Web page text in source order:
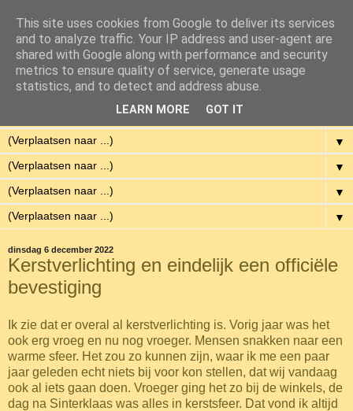
Eenvoudig Gelukkig
Met weinig middelen een hoge kwaliteit van leven hebben.
▼
▼
▼
▼
dinsdag 6 december 2022
Kerstverlichting en eindelijk een officiële
bevestiging
Ik zie dat er overal al kerstverlichting is. Vorig jaar was het
ook erg vroeg en nu nog vroeger. Mensen snakken naar een
warme sfeer. Het zou zo kunnen zijn, waar ik me een paar
jaar geleden echt niets bij voor kon stellen, dat wij vandaag
ook al iets gaan doen. Vroeger ging het zo bij de winkels, de
dag na Sinterklaas was alles in kerstsfeer. Dat vond ik altijd
This site uses cookies from Google to deliver its services
and to analyze traffic. Your IP address and user-agent are
shared with Google along with performance and security
metrics to ensure quality of service, generate usage
statistics, and to detect and address abuse.
LEARN MORE GOT IT